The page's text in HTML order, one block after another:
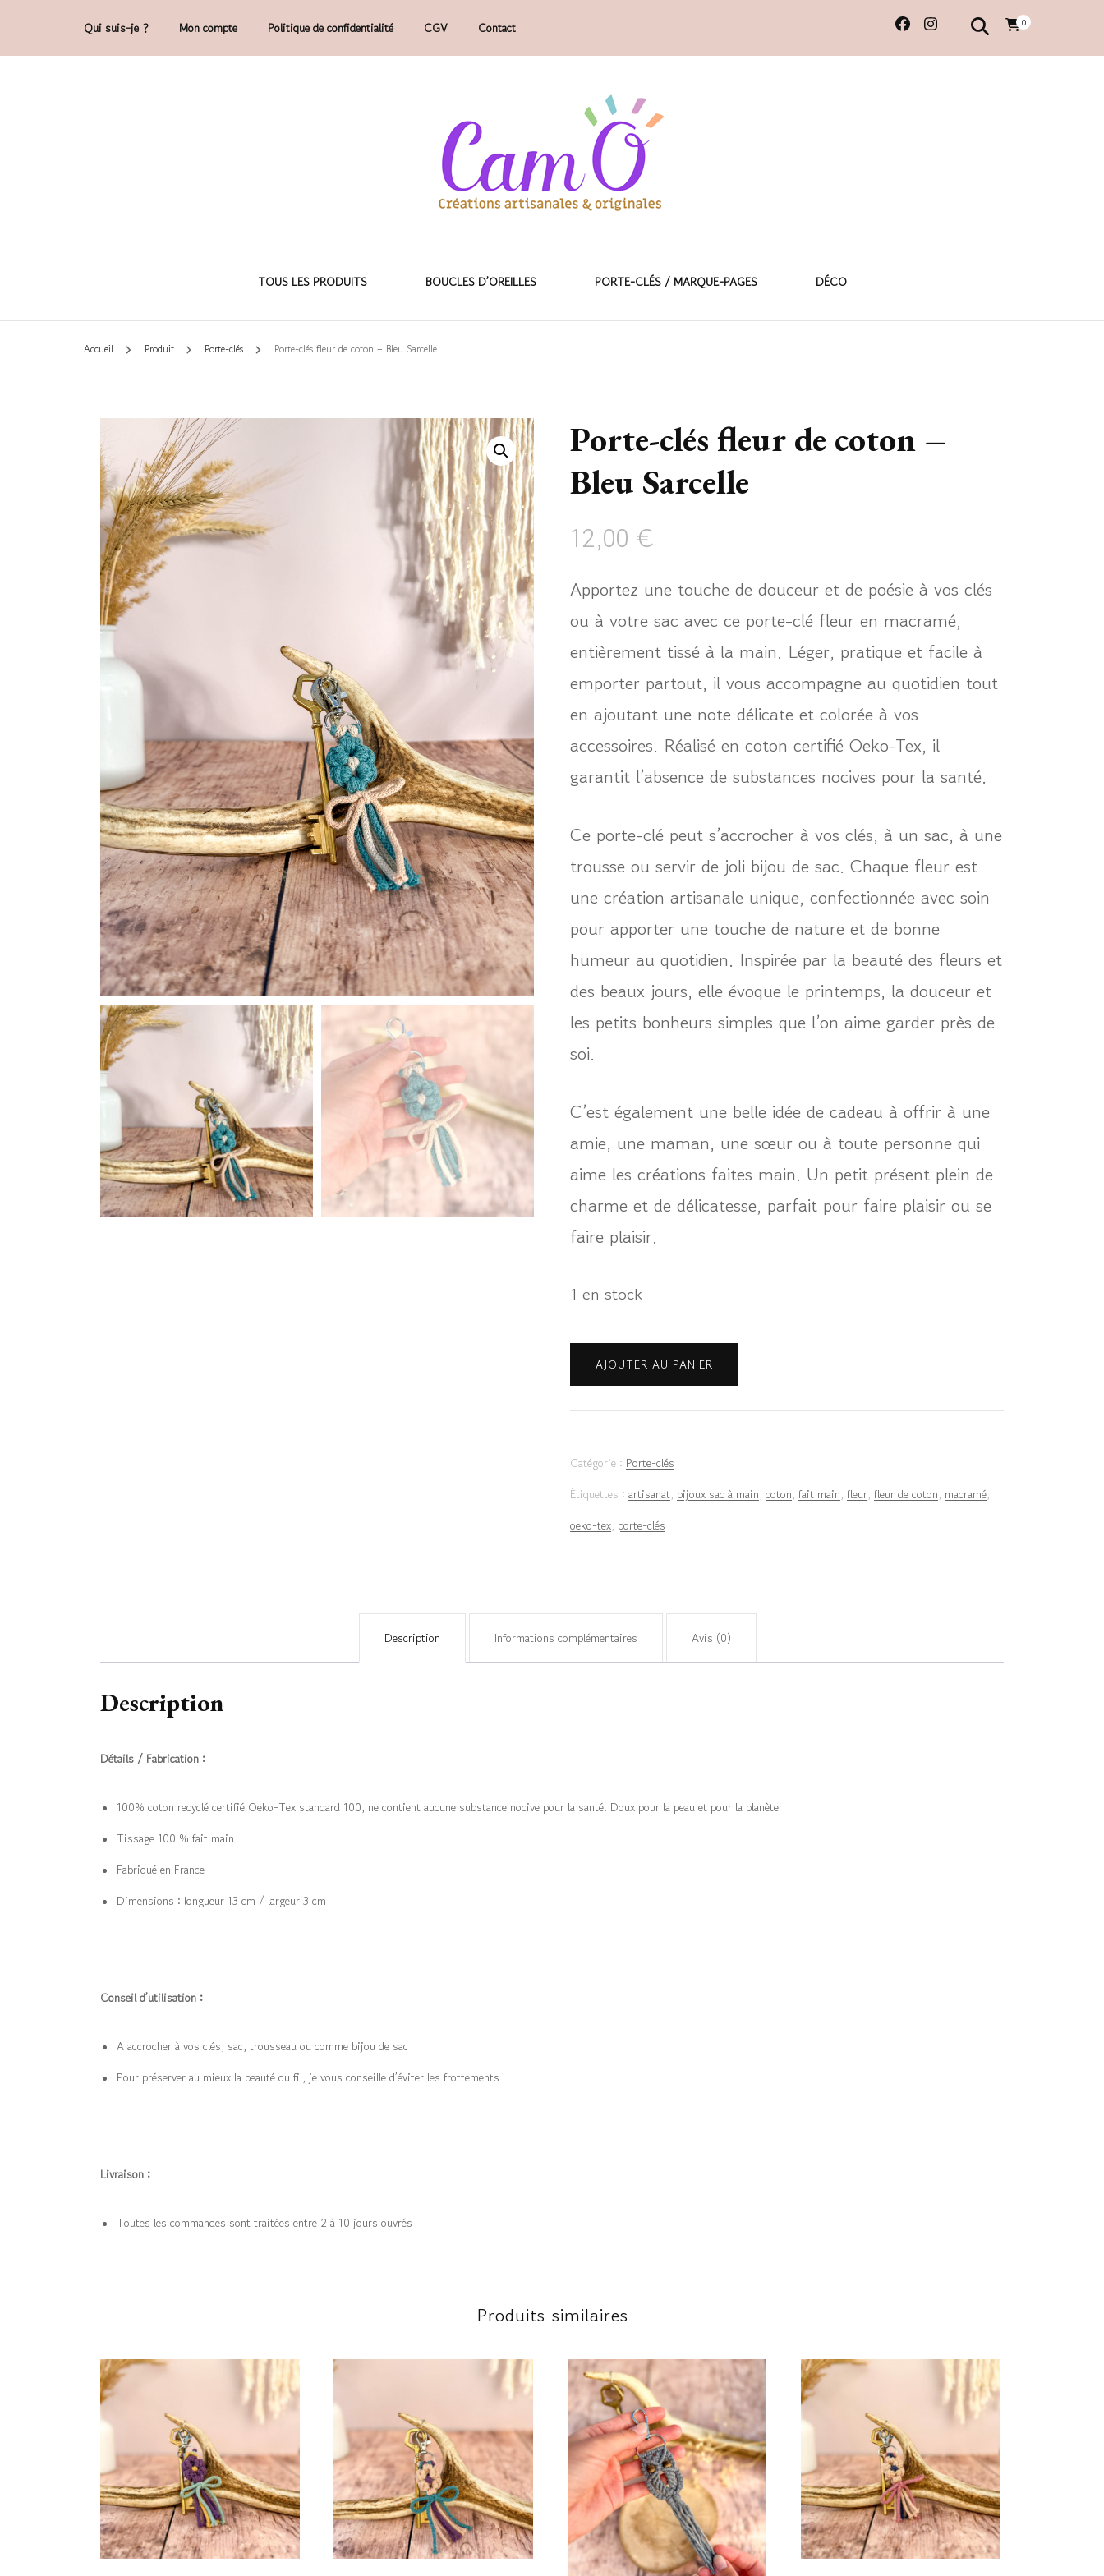
Qui suis-je ? Mon compte Politique de confidentialité CGV Contact 0
Cam'O – Créations artisanales & originales
TOUS LES PRODUITS BOUCLES D’OREILLES PORTE-CLÉS / MARQUE-PAGES DÉCO
Accueil Produit Porte-clés Porte-clés fleur de coton – Bleu Sarcelle
Porte-clés fleur de coton –
Bleu Sarcelle
12,00 €
Apportez une touche de douceur et de poésie à vos clés
ou à votre sac avec ce porte-clé fleur en macramé,
entièrement tissé à la main. Léger, pratique et facile à
emporter partout, il vous accompagne au quotidien tout
en ajoutant une note délicate et colorée à vos
accessoires. Réalisé en coton certifié Oeko-Tex, il
garantit l’absence de substances nocives pour la santé.
Ce porte-clé peut s’accrocher à vos clés, à un sac, à une
trousse ou servir de joli bijou de sac. Chaque fleur est
une création artisanale unique, confectionnée avec soin
pour apporter une touche de nature et de bonne
humeur au quotidien. Inspirée par la beauté des fleurs et
des beaux jours, elle évoque le printemps, la douceur et
les petits bonheurs simples que l’on aime garder près de
soi.
C’est également une belle idée de cadeau à offrir à une
amie, une maman, une sœur ou à toute personne qui
aime les créations faites main. Un petit présent plein de
charme et de délicatesse, parfait pour faire plaisir ou se
faire plaisir.
1 en stock
quantité
de
Porte-
fleur
de
coton
Sarcelle
AJOUTER AU PANIER
Catégorie : Porte-clés
Étiquettes : artisanat, bijoux sac à main, coton, fait main, fleur, fleur de coton, macramé,
oeko-tex, porte-clés
Description Informations complémentaires Avis (0)
Description
Détails / Fabrication :
100% coton recyclé certifié Oeko-Tex standard 100, ne contient aucune substance nocive pour la santé. Doux pour la peau et pour la planète
Tissage 100 % fait main
Fabriqué en France
Dimensions : longueur 13 cm / largeur 3 cm
Conseil d’utilisation :
A accrocher à vos clés, sac, trousseau ou comme bijou de sac
Pour préserver au mieux la beauté du fil, je vous conseille d’éviter les frottements
Livraison :
Toutes les commandes sont traitées entre 2 à 10 jours ouvrés
Produits similaires